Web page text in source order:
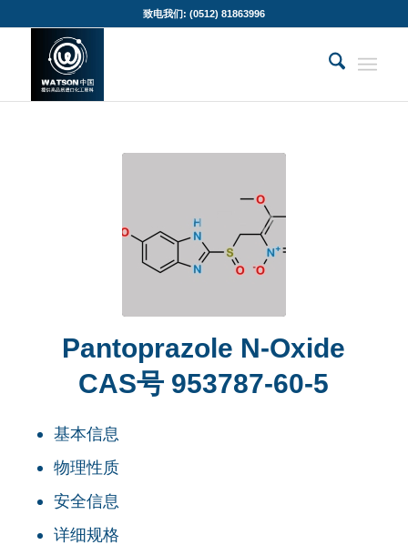
致电我们: (0512) 81863996
Pantoprazole N-Oxide
CAS号 953787-60-5
基本信息
物理性质
安全信息
详细规格